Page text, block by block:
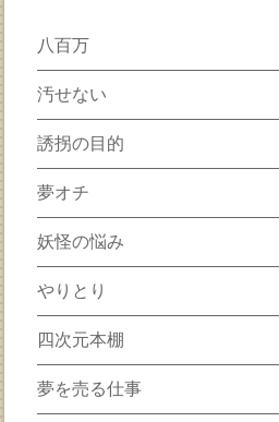
八百万
汚せない
誘拐の目的
夢オチ
妖怪の悩み
やりとり
四次元本棚
夢を売る仕事